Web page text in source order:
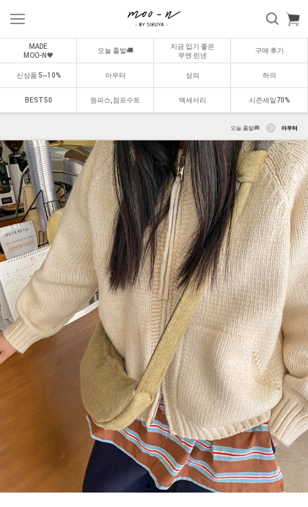
MADE
MOO-N🖤
오늘 출발🚚
지금 입기 좋은
무엔 린넨
구매 후기
신상품 5~10% 아우터 상의 하의
BEST 50 원피스,점프수트 액세서리 시즌세일70%
오늘 출발🚚 아우터